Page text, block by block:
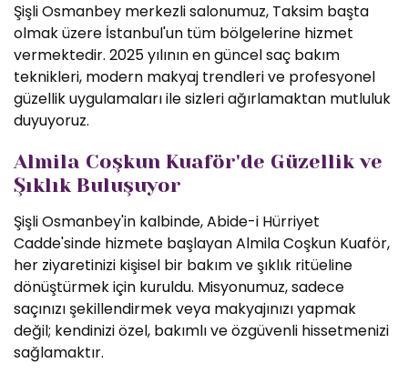
Şişli Osmanbey merkezli salonumuz, Taksim başta
olmak üzere İstanbul'un tüm bölgelerine hizmet
vermektedir. 2025 yılının en güncel saç bakım
teknikleri, modern makyaj trendleri ve profesyonel
güzellik uygulamaları ile sizleri ağırlamaktan mutluluk
duyuyoruz.
Almila Coşkun Kuaför'de Güzellik ve
Şıklık Buluşuyor
Şişli Osmanbey'in kalbinde, Abide-i Hürriyet
Cadde'sinde hizmete başlayan Almila Coşkun Kuaför,
her ziyaretinizi kişisel bir bakım ve şıklık ritüeline
dönüştürmek için kuruldu. Misyonumuz, sadece
saçınızı şekillendirmek veya makyajınızı yapmak
değil; kendinizi özel, bakımlı ve özgüvenli hissetmenizi
sağlamaktır.